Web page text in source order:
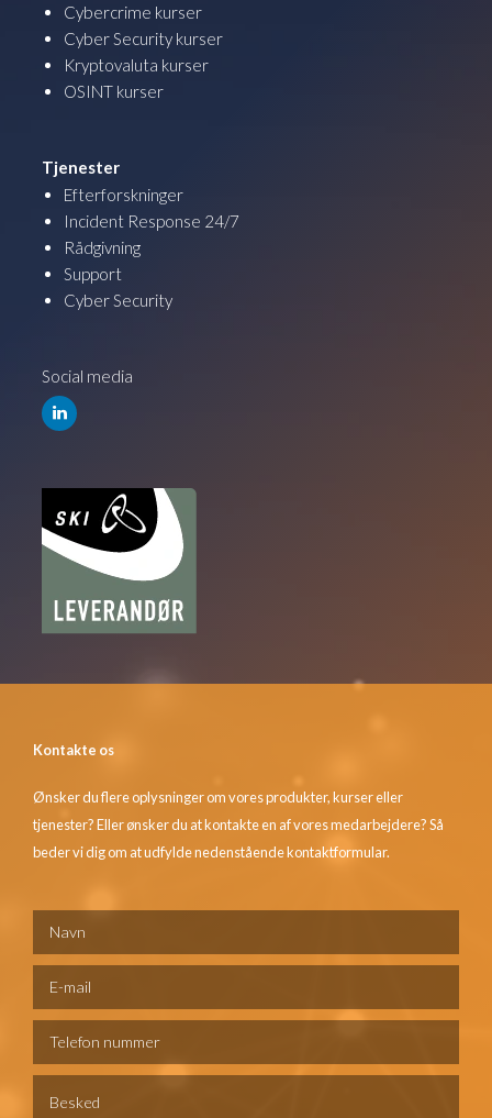
Cybercrime kurser
Cyber Security kurser
Kryptovaluta kurser
OSINT kurser
Tjenester
Efterforskninger
Incident Response 24/7
Rådgivning
Support
Cyber Security
Social media
Kontakte os
Ønsker du flere oplysninger om vores produkter, kurser eller
tjenester? Eller ønsker du at kontakte en af vores medarbejdere? Så
beder vi dig om at udfylde nedenstående kontaktformular.